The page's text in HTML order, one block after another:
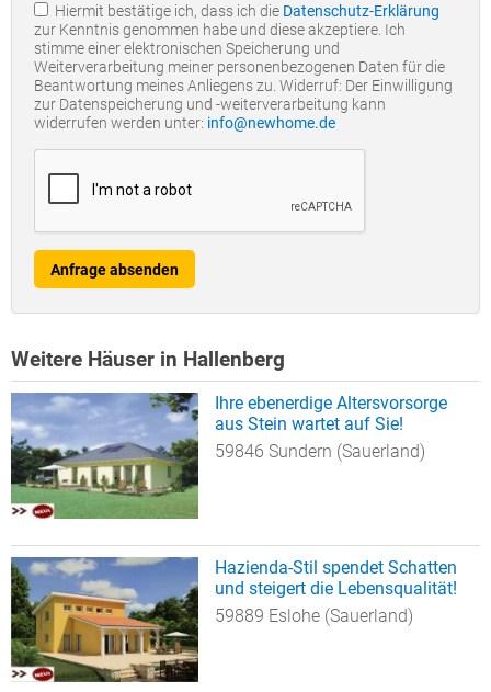
Hiermit bestätige ich, dass ich die Datenschutz-Erklärung
zur Kenntnis genommen habe und diese akzeptiere. Ich
stimme einer elektronischen Speicherung und
Weiterverarbeitung meiner personenbezogenen Daten für die
Beantwortung meines Anliegens zu. Widerruf: Der Einwilligung
zur Datenspeicherung und -weiterverarbeitung kann
widerrufen werden unter: info@newhome.de
Anfrage absenden
Weitere Häuser in Hallenberg
Ihre ebenerdige Altersvorsorge
aus Stein wartet auf Sie!
59846 Sundern (Sauerland)
Hazienda-Stil spendet Schatten
und steigert die Lebensqualität!
59889 Eslohe (Sauerland)